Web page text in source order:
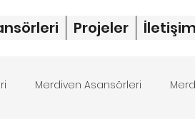
Projeler İletişim
Merdiven Asansörleri